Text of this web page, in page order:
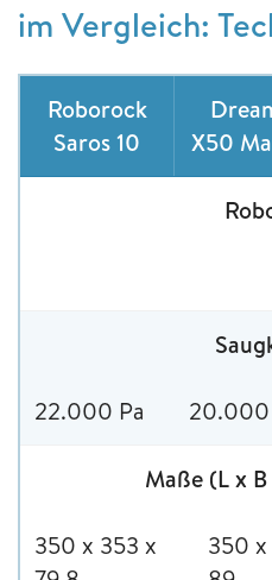
im Vergleich:
Roborock
Saros 10
X50
22.000 Pa 20.000
Maße (L x
350 x 353 x
350